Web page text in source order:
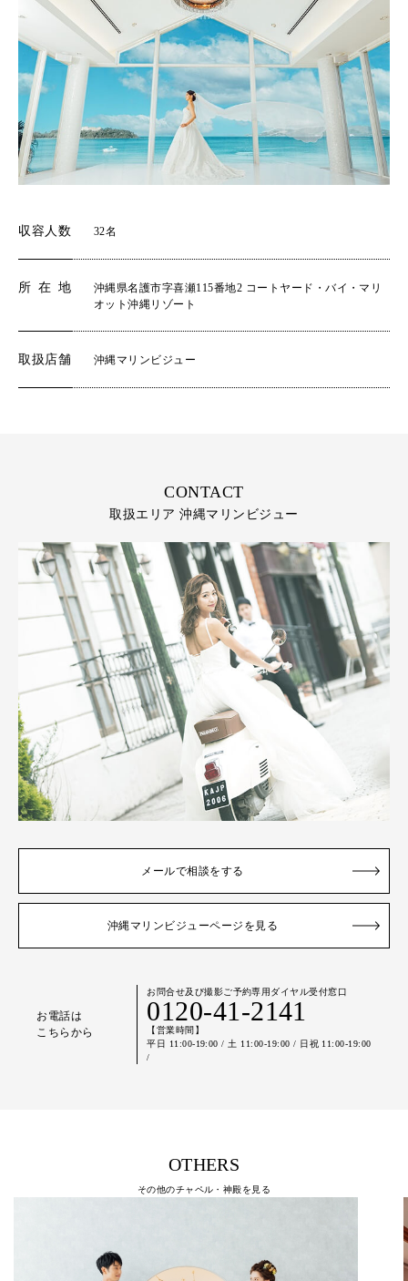
収容人数 32名
所在地
沖縄県名護市字喜瀬115番地2 コートヤード・バイ・マリ
オット沖縄リゾート
取扱店舗 沖縄マリンビジュー
CONTACT
取扱エリア 沖縄マリンビジュー
メールで相談をする
沖縄マリンビジューページを見る
お電話は
こちらから
お問合せ及び撮影ご予約専用ダイヤル受付窓口
0120-41-2141
【営業時間】
平日 11:00-19:00 / 土 11:00-19:00 / 日祝 11:00-19:00
/
OTHERS
その他のチャペル・神殿を見る